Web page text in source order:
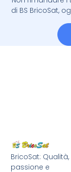
di BS BricoSat,
BricoSat: Qualità,
passione e